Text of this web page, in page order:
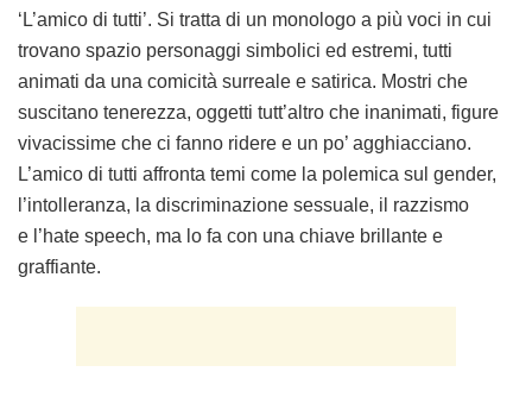
‘L’amico di tutti’. Si tratta di un monologo a più voci in cui
trovano spazio personaggi simbolici ed estremi, tutti
animati da una comicità surreale e satirica. Mostri che
suscitano tenerezza, oggetti tutt’altro che inanimati, figure
vivacissime che ci fanno ridere e un po’ agghiacciano.
L’amico di tutti affronta temi come la polemica sul gender,
l’intolleranza, la discriminazione sessuale, il razzismo
e l’hate speech, ma lo fa con una chiave brillante e
graffiante.